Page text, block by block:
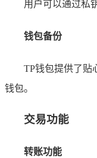
用户可以通过私
钱包备份
TP钱包提供了贴
钱包。
交易功能
转账功能